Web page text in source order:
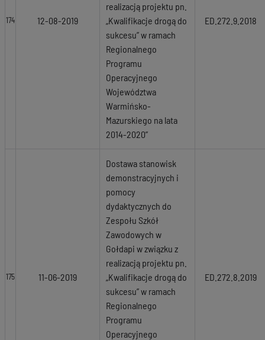
174 12-08-2019
realizacją projektu pn.
„Kwalifikacje drogą do
sukcesu” w ramach
Regionalnego
Programu
Operacyjnego
Województwa
Warmińsko-
Mazurskiego na lata
2014-2020”
ED.272.9.2018
175 11-06-2019
Dostawa stanowisk
demonstracyjnych i
pomocy
dydaktycznych do
Zespołu Szkół
Zawodowych w
Gołdapi w związku z
realizacją projektu pn.
„Kwalifikacje drogą do
sukcesu” w ramach
Regionalnego
Programu
Operacyjnego
ED.272.8.2019